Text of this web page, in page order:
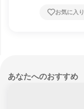
お気に入り
あなたへのおすすめ